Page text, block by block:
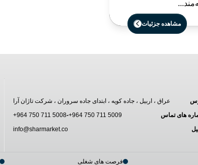
مشاهده جزئیات
عراق ، اربیل ، جاده کویه ، ابتدای جاده سروران ، شرکت تاژان آرا
های تماس
+964 750 711 5009
-
+964 750 711 5008
info@sharmarket.co
فرصت های شغلی